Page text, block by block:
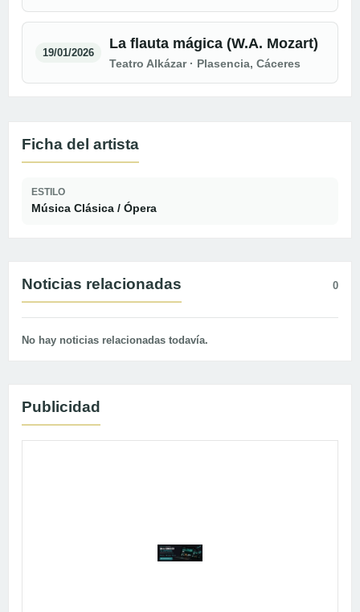
19/01/2026
La flauta mágica (W.A. Mozart)
Teatro Alkázar · Plasencia, Cáceres
Ficha del artista
ESTILO
Música Clásica / Ópera
Noticias relacionadas 0
No hay noticias relacionadas todavía.
Publicidad
Publicidad